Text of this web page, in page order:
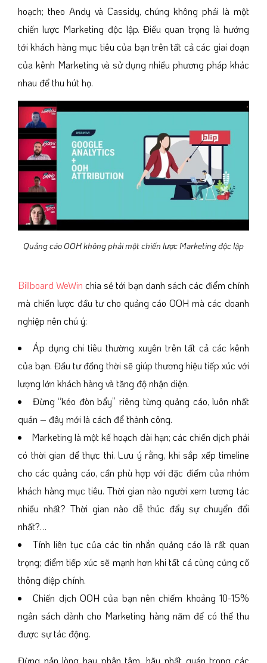
hoạch; theo Andy và Cassidy, chúng không phải là một
chiến lược Marketing độc lập. Điều quan trọng là hướng
tới khách hàng mục tiêu của bạn trên tất cả các giai đoạn
của kênh Marketing và sử dụng nhiều phương pháp khác
nhau để thu hút họ.
Quảng cáo OOH không phải một chiến lược Marketing độc lập
Billboard WeWin chia sẻ tới bạn danh sách các điểm chính
mà chiến lược đầu tư cho quảng cáo OOH mà các doanh
nghiệp nên chú ý:
Áp dụng chi tiêu thường xuyên trên tất cả các kênh
của bạn. Đầu tư đồng thời sẽ giúp thương hiệu tiếp xúc với
lượng lớn khách hàng và tăng độ nhận diện.
Đừng “kéo đòn bẩy” riêng từng quảng cáo, luôn nhất
quán – đây mới là cách để thành công.
Marketing là một kế hoạch dài hạn; các chiến dịch phải
có thời gian để thực thi. Lưu ý rằng, khi sắp xếp timeline
cho các quảng cáo, cần phù hợp với đặc điểm của nhóm
khách hàng mục tiêu. Thời gian nào người xem tương tác
nhiều nhất? Thời gian nào dễ thúc đẩy sự chuyển đổi
nhất?…
Tính liên tục của các tin nhắn quảng cáo là rất quan
trọng; điểm tiếp xúc sẽ mạnh hơn khi tất cả cùng củng cố
thông điệp chính.
Chiến dịch OOH của bạn nên chiếm khoảng 10-15%
ngân sách dành cho Marketing hàng năm để có thể thu
được sự tác động.
Đừng nản lòng hay phân tâm, hãy nhất quán trong các